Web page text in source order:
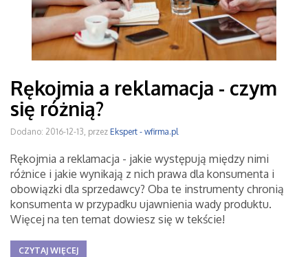
Rękojmia a reklamacja - czym
się różnią?
Dodano: 2016-12-13, przez Ekspert - wfirma.pl
Rękojmia a reklamacja - jakie występują między nimi
różnice i jakie wynikają z nich prawa dla konsumenta i
obowiązki dla sprzedawcy? Oba te instrumenty chronią
konsumenta w przypadku ujawnienia wady produktu.
Więcej na ten temat dowiesz się w tekście!
CZYTAJ WIĘCEJ